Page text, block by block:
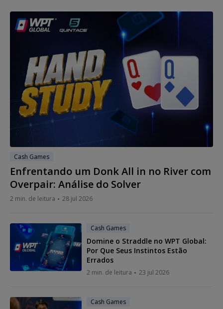
Cash Games
Enfrentando um Donk All in no River com
Overpair: Análise do Solver
2 min. de leitura 28 jul 2026
Cash Games
Domine o Straddle no WPT Global:
Por Que Seus Instintos Estão
Errados
2 min. de leitura 23 jul 2026
Cash Games